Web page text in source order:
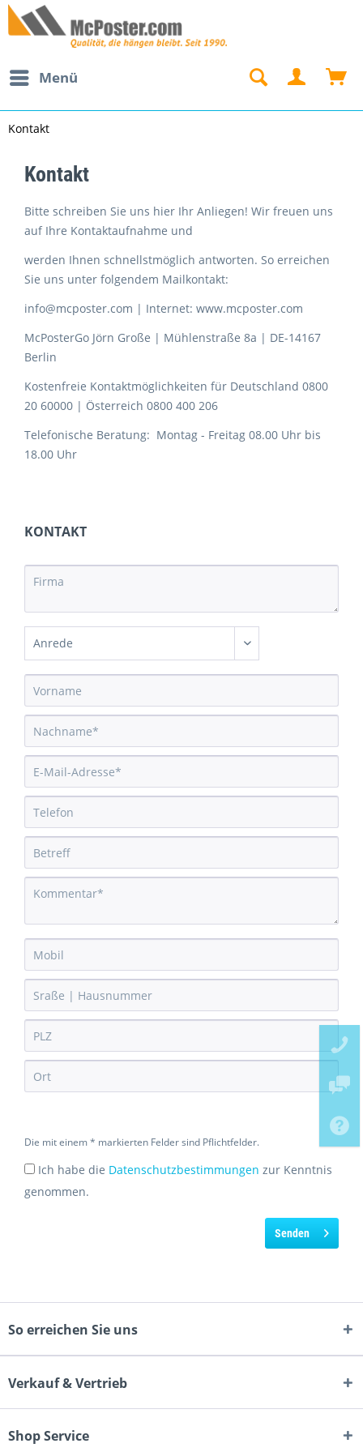
Menü
Kontakt
Kontakt
Bitte schreiben Sie uns hier Ihr Anliegen! Wir freuen uns
auf Ihre Kontaktaufnahme und
werden Ihnen schnellstmöglich antworten. So erreichen
Sie uns unter folgendem Mailkontakt:
info@mcposter.com | Internet: www.mcposter.com
McPosterGo Jörn Große | Mühlenstraße 8a | DE-14167
Berlin
Kostenfreie Kontaktmöglichkeiten für Deutschland 0800
20 60000 | Österreich 0800 400 206
Telefonische Beratung: Montag - Freitag 08.00 Uhr bis
18.00 Uhr
KONTAKT
Die mit einem * markierten Felder sind Pflichtfelder.
Ich habe die Datenschutzbestimmungen zur Kenntnis
genommen.
Senden
So erreichen Sie uns
Verkauf & Vertrieb
Shop Service